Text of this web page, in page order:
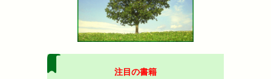
注目の書籍